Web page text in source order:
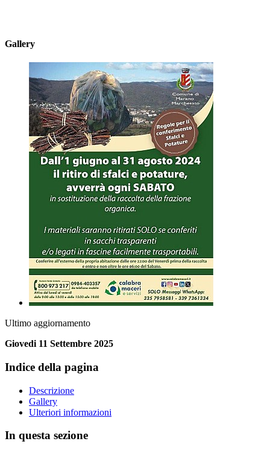
Gallery
Ultimo aggiornamento
Giovedi 11 Settembre 2025
Indice della pagina
Descrizione
Gallery
Ulteriori informazioni
In questa sezione